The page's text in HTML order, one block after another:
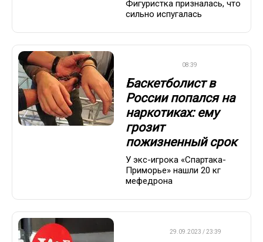
Фигуристка призналась, что
сильно испугалась
08:39
Баскетболист в
России попался на
наркотиках: ему
грозит
пожизненный срок
У экс-игрока «Спартака-
Приморье» нашли 20 кг
мефедрона
29.09.2023 / 23:39